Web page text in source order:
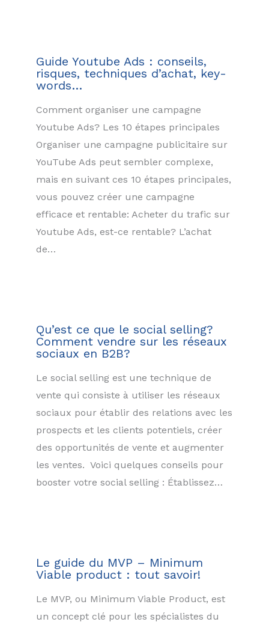
Guide Youtube Ads : conseils,
risques, techniques d’achat, key-
words…
Comment organiser une campagne
Youtube Ads? Les 10 étapes principales
Organiser une campagne publicitaire sur
YouTube Ads peut sembler complexe,
mais en suivant ces 10 étapes principales,
vous pouvez créer une campagne
efficace et rentable: Acheter du trafic sur
Youtube Ads, est-ce rentable? L’achat
de…
Qu’est ce que le social selling?
Comment vendre sur les réseaux
sociaux en B2B?
Le social selling est une technique de
vente qui consiste à utiliser les réseaux
sociaux pour établir des relations avec les
prospects et les clients potentiels, créer
des opportunités de vente et augmenter
les ventes. Voici quelques conseils pour
booster votre social selling : Établissez…
Le guide du MVP – Minimum
Viable product : tout savoir!
Le MVP, ou Minimum Viable Product, est
un concept clé pour les spécialistes du